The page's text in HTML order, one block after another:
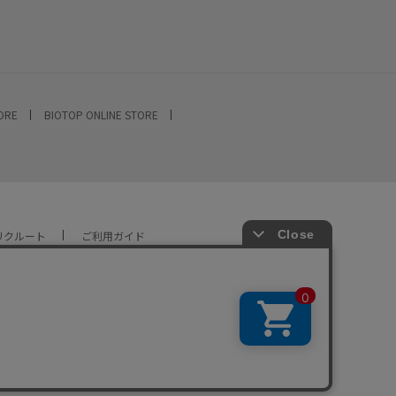
BIOTOP ONLINE STORE
クルート ご利用ガイド